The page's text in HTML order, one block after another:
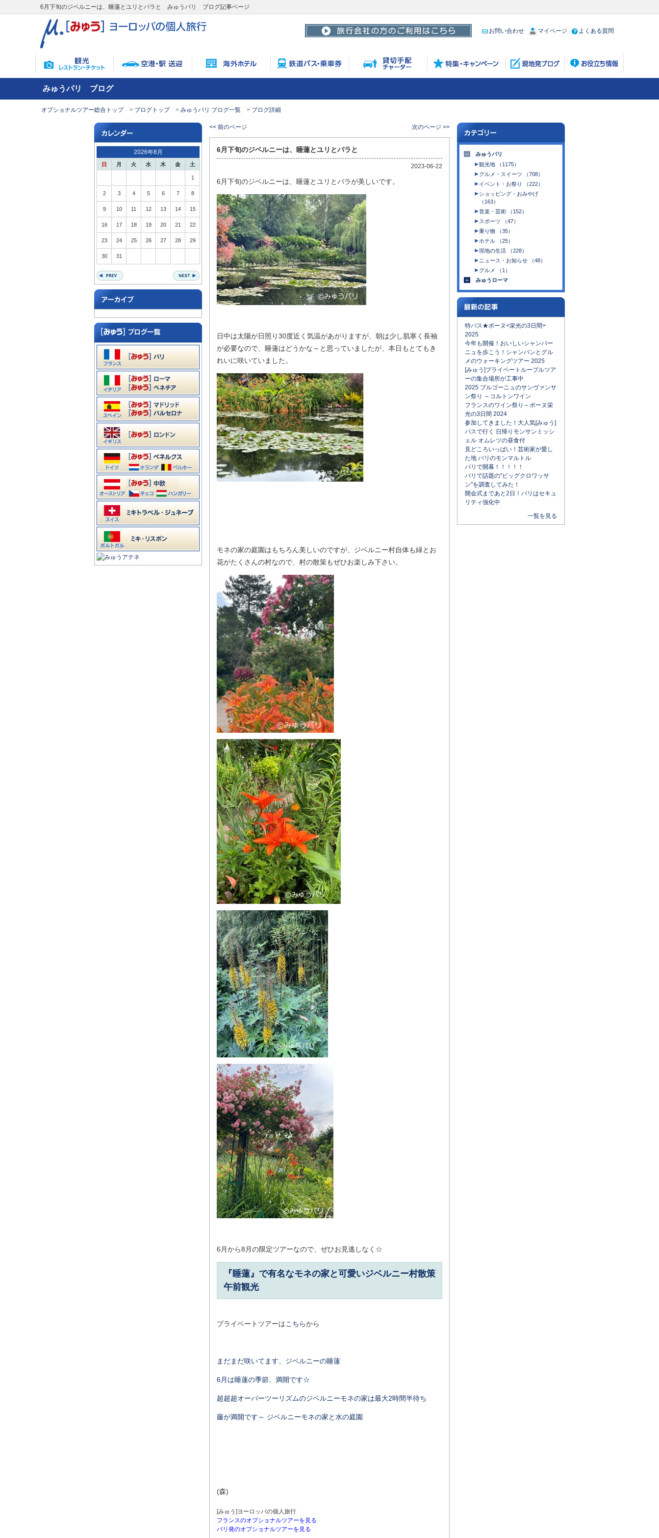
6月下旬のジベルニーは、睡蓮とユリとバラと みゅうパリ ブログ記事ページ
お問い合わせ マイページ よくある質問
みゅうパリ ブログ
オプショナルツアー総合トップ ブログトップ みゅうパリ ブログ一覧 ブログ詳細
2026年8月
日 月 火 水 木 金 土
1
2 3 4 5 6 7 8
9 10 11 12 13 14 15
16 17 18 19 20 21 22
23 24 25 26 27 28 29
30 31
<< 前のページ 次のページ >>
6月下旬のジベルニーは、睡蓮とユリとバラと
2023-06-22
6月下旬のジベルニーは、睡蓮とユリとバラが美しいです。
日中は太陽が日照り30度近く気温があがりますが、朝は少し肌寒く長袖
が必要なので、睡蓮はどうかな～と思っていましたが、本日もとてもき
れいに咲いていました。
モネの家の庭園はもちろん美しいのですが、ジベルニー村自体も緑とお
花がたくさんの村なので、村の散策もぜひお楽しみ下さい。
6月から8月の限定ツアーなので、ぜひお見逃しなく☆
『睡蓮』で有名なモネの家と可愛いジベルニー村散策
午前観光
プライベートツアーはこちらから
まだまだ咲いてます、ジベルニーの睡蓮
6月は睡蓮の季節、満開です☆
超超超オーバーツーリズムのジベルニーモネの家は最大2時間半待ち
藤が満開です～ ジベルニーモネの家と水の庭園
(森)
[みゅう]ヨーロッパの個人旅行
フランスのオプショナルツアーを見る
パリ発のオプショナルツアーを見る
みゅうパリ
観光地 （1175）
グルメ・スイーツ （708）
イベント・お祭り （222）
ショッピング・おみやげ
（163）
音楽・芸術 （152）
スポーツ （47）
乗り物 （35）
ホテル （25）
現地の生活 （228）
ニュース・お知らせ （48）
グルメ （1）
みゅうローマ
特バス★ボーヌ<栄光の3日間>
2025
今年も開催！おいしいシャンパー
ニュを歩こう！シャンパンとグル
メのウォーキングツアー 2025
[みゅう]プライベートルーブルツア
ーの集合場所が工事中
2025 ブルゴーニュのサンヴァンサ
ン祭り ～コルトンワイン
フランスのワイン祭り～ボーヌ栄
光の3日間 2024
参加してきました！大人気[みゅう]
バスで行く 日帰りモンサンミッシ
ェル オムレツの昼食付
見どころいっぱい！芸術家が愛し
た地 パリのモンマルトル
パリで開幕！！！！！
パリで話題の"ビッグクロワッサ
ン"を調査してみた！
開会式まであと2日！パリはセキュ
リティ強化中
一覧を見る